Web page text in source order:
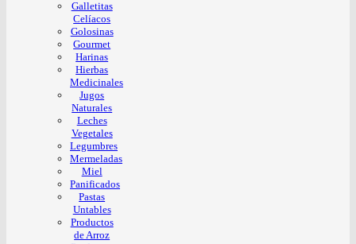
Galletitas
Celíacos
Golosinas
Gourmet
Harinas
Hierbas
Medicinales
Jugos
Naturales
Leches
Vegetales
Legumbres
Mermeladas
Miel
Panificados
Pastas
Untables
Productos
de Arroz